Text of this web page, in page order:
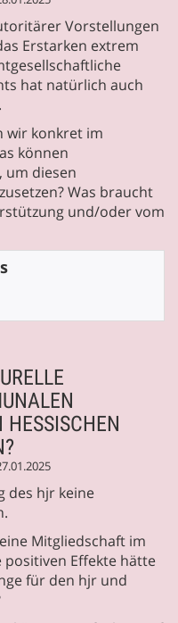
Vorstellungen
Erstarken extrem
hat natürlich auch
wir konkret im
können
um diesen
Was braucht
und/oder vom
des hjr keine
Mitgliedschaft im
positiven Effekte hätte
für den hjr und